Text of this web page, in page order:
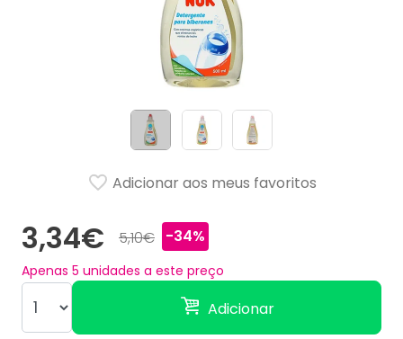
3,34€ 5,10€ -34%
Apenas 5 unidades a este preço
Adicionar
Adicionar aos meus favoritos